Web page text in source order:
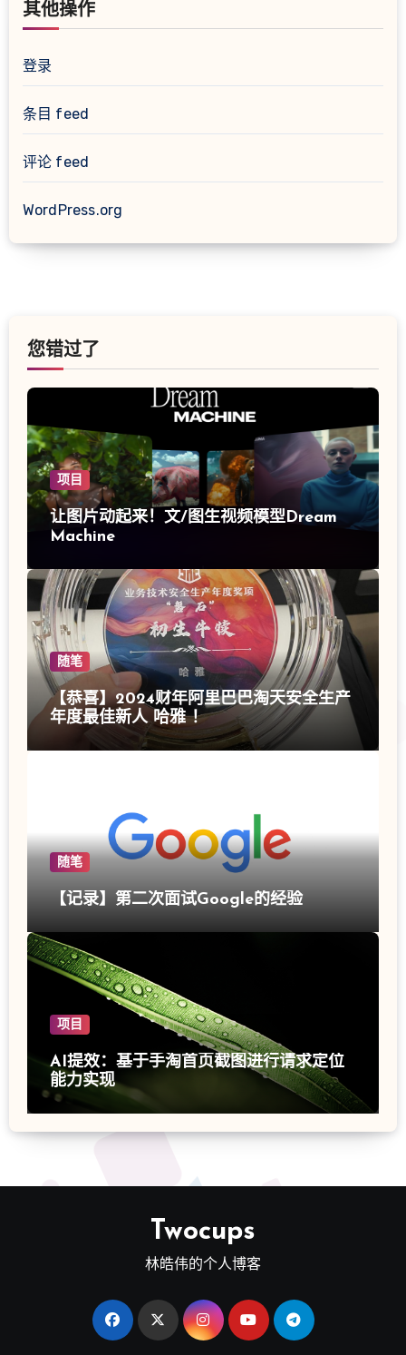
其他操作
登录
条目 feed
评论 feed
WordPress.org
您错过了
项目
让图片动起来！文/图生视频模型Dream
Machine
随笔
【恭喜】2024财年阿里巴巴淘天安全生产
年度最佳新人 哈雅 ！
随笔
【记录】第二次面试Google的经验
项目
AI提效：基于手淘首页截图进行请求定位
能力实现
Twocups
林皓伟的个人博客